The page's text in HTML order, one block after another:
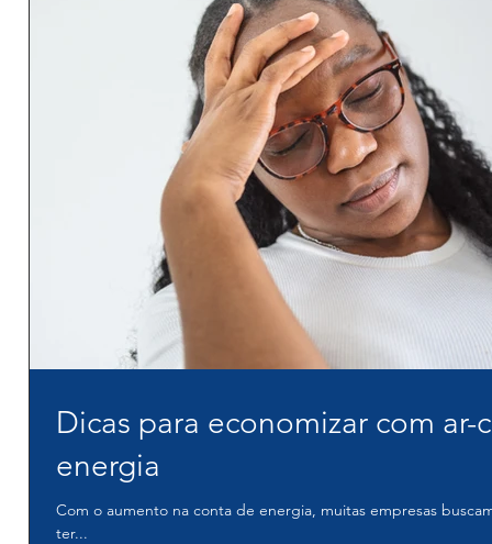
Dicas para economizar com
energia
Com o aumento na conta de energia, muitas empresas
ter...